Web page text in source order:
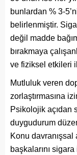
bunlardan % 3-
belirlenmiştir.
değil madde
bırakmaya
ve fiziksel etkileri
Mutluluk veren
zorlaştırmasına
Psikolojik açıdan
duygudurum
Konu
başkalarını